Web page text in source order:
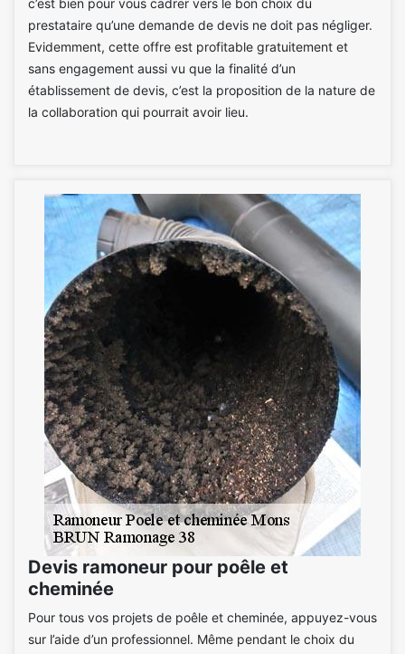
prestataire qu’une demande de devis ne doit pas négliger.
Evidemment, cette offre est profitable gratuitement et
sans engagement aussi vu que la finalité d’un
établissement de devis, c’est la proposition de la nature de
la collaboration qui pourrait avoir lieu.
Devis ramoneur pour poêle et
cheminée
Pour tous vos projets de poêle et cheminée, appuyez-vous
sur l’aide d’un professionnel. Même pendant le choix du